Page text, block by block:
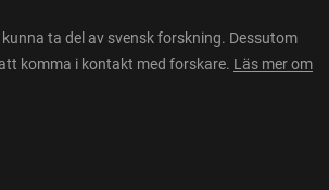
ta del av svensk forskning. Dessutom
komma i kontakt med forskare. Läs mer om